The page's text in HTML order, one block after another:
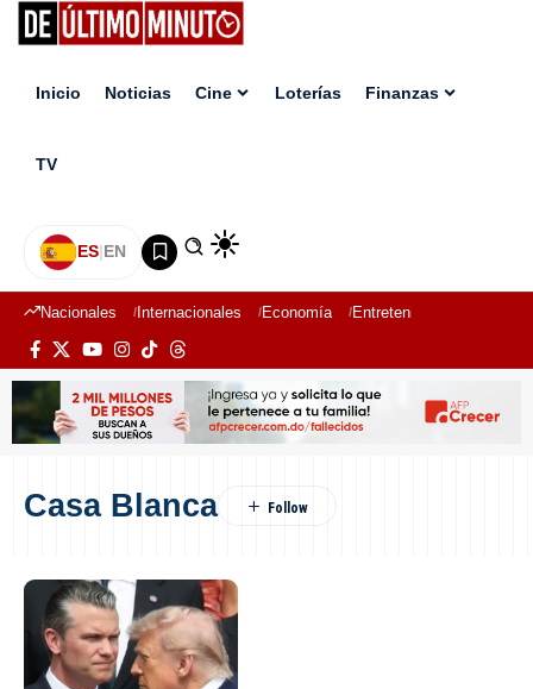
Inicio Noticias Cine Loterías Finanzas
TV
ES|EN
Nacionales Internacionales Economía Entretenimiento
Casa Blanca